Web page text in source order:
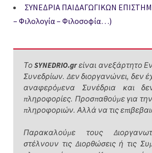
ΣΥΝΕΔΡΙΑ ΠΑΙΔΑΓΩΓΙΚΩΝ
– Φιλολογία – Φιλοσοφία…)
ΤοSYNEDRIO.grείναι ανεξάρτητο
Συνεδρίων. Δεν διοργανώνει, δεν
αναφερόμενα Συνέδρια και
πληροφορίες. Προσπαθούμε για
πληροφοριών. Αλλά να τις
Παρακαλούμε τους
στέλνουν τις Διορθώσεις ή τις